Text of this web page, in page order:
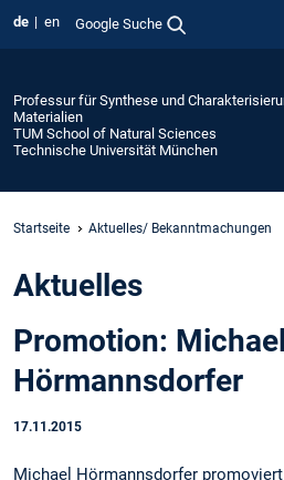
de en Google Suche
Professur für Synthese und
Materialien
TUM School of Natural Sciences
Technische Universität München
Startseite Aktuelles/ Bekanntmachungen
Aktuelles
Promotion: Michael
Hörmannsdorfer
17.11.2015
Michael Hörmannsdorfer promoviert